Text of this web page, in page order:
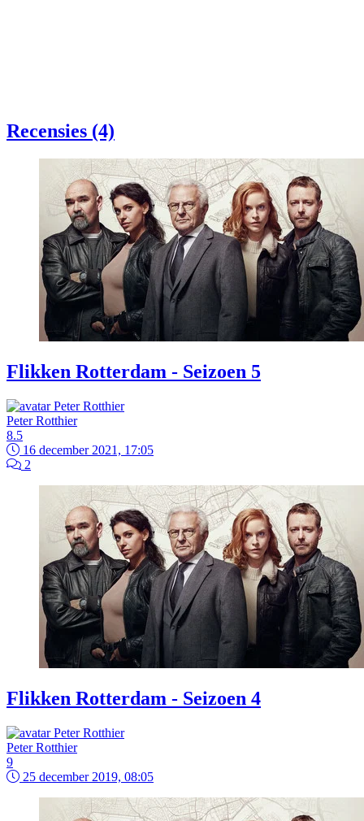
Recensies (4)
Flikken Rotterdam - Seizoen 5
Peter Rotthier
8.5
16 december 2021, 17:05
2
Flikken Rotterdam - Seizoen 4
Peter Rotthier
9
25 december 2019, 08:05